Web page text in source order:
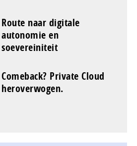
Route naar digitale
autonomie en
soevereiniteit
Comeback? Private Cloud
heroverwogen.